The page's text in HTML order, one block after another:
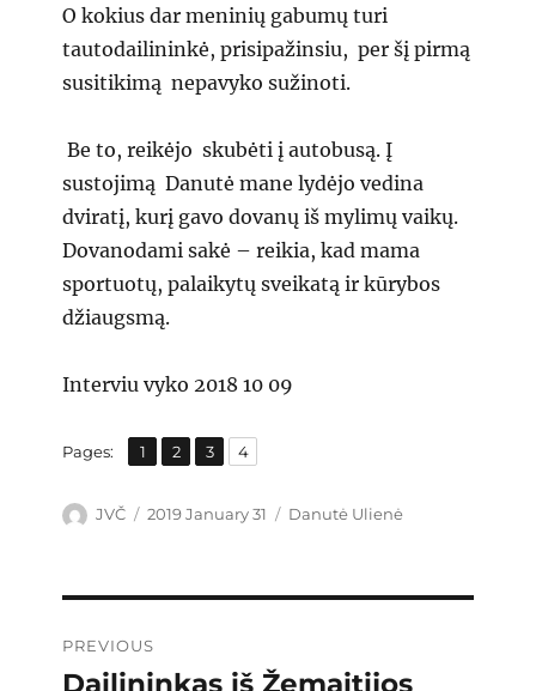
O kokius dar meninių gabumų turi
tautodailininkė, prisipažinsiu, per šį pirmą
susitikimą nepavyko sužinoti.
Be to, reikėjo skubėti į autobusą. Į
sustojimą Danutė mane lydėjo vedina
dviratį, kurį gavo dovanų iš mylimų vaikų.
Dovanodami sakė – reikia, kad mama
sportuotų, palaikytų sveikatą ir kūrybos
džiaugsmą.
Interviu vyko 2018 10 09
Pages: Page
1 ,
Page
2 ,
Page
3 ,
Page
4
Author
JVČ
Posted
2019 January 31 Categories
Danutė Ulienė
navigation
PREVIOUS
Previous
Dailininkas iš Žemaitijos